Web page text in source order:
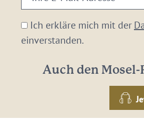
E-
Mail-
Adresse:
Ich erkläre mich mit der
einverstanden.
Auch den Mosel-